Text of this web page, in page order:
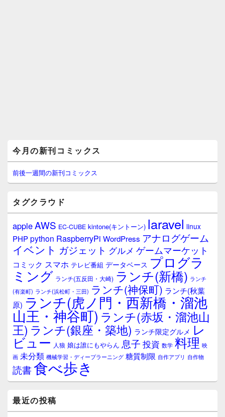
イ
ン
サ
イ
ウ
ィ
ジ
ェ
ア
今月の新刊コミックス
前後一週間の新刊コミックス
タグクラウド
appleAWS EC-CUBE kintone(キントーン) laravel linux
PHPpython RaspberryPi WordPress アナログゲーム
イベント ガジェット グルメ ゲームマーケット
コミック スマホ テレビ番組 データベース プログラ
ミング ランチ(五反田・大崎) ランチ(新橋) ランチ
(有楽町) ランチ(浜松町・三田) ランチ(神保町) ランチ(秋葉
原) ランチ(虎ノ門・西新橋・溜池
山王・神谷町) ランチ(赤坂・溜池山
王) ランチ(銀座・築地) ランチ限定グルメ レ
ビュー 人狼 娘は誰にもやらん 息子 投資 数学 料理 映
画 未分類 機械学習・ディープラーニング 糖質制限 自作アプリ 自作物
読書食べ歩き
最近の投稿